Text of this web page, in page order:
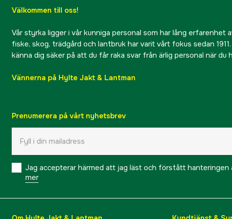
Välkommen till oss!
Vår styrka ligger i vår kunniga personal som har lång erfarenhet
fiske, skog, trädgård och lantbruk har varit vårt fokus sedan
känna dig säker på att du får raka svar från ärlig personal när du
Vännerna på Hylte Jakt & Lantman
Prenumerera på vårt nyhetsbrev
Jag accepterar härmed att jag läst och förstått hanteringen
mer